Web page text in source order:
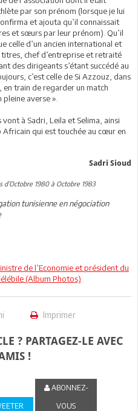
par son prénom (lorsque je lui
et ajouta qu’il connaissait
et sœurs par leur prénom). Qu’il
celle d’un ancien international et
chef d’entreprise et retraité
des dirigeants s’étant succédé au
c’est celle de Si Azzouz, dans
train de regarder un match
averse ».
à Sadri, Leila et Selima, ainsi
Africain qui est touchée au cœur en
Sadri Sioud
d’Octobre 1980 à Octobre 1983
tunisienne en négociation
de l’Economie et président du
(Album Photos)
Imprimer
? PARTAGEZ-LE AVEC
!
ABONNEZ-
VOUS